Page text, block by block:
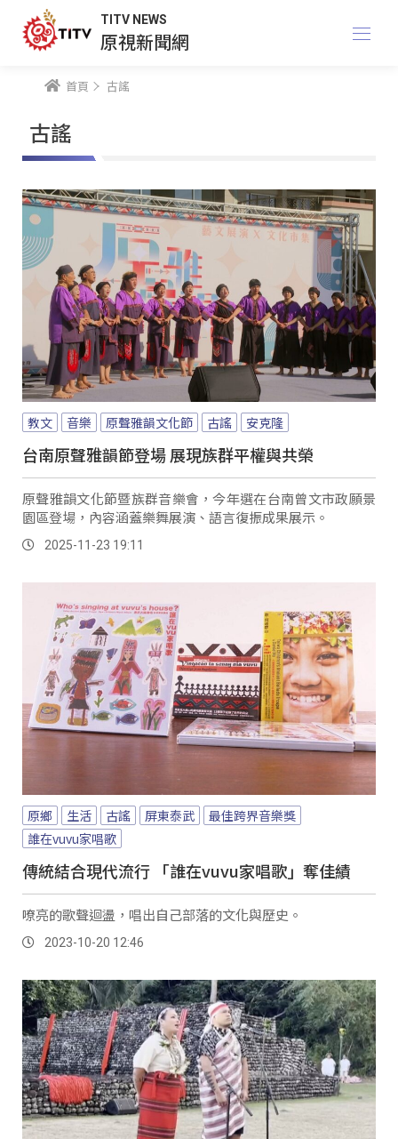
TITV NEWS
原視新聞網
首頁 古謠
古謠
教文 音樂 原聲雅韻文化節 古謠 安克隆
台南原聲雅韻節登場 展現族群平權與共榮
原聲雅韻文化節暨族群音樂會，今年選在台南曾文市政願景
園區登場，內容涵蓋樂舞展演、語言復振成果展示。
2025-11-23 19:11
原鄉 生活 古謠 屏東泰武
最佳跨界音樂獎
誰在vuvu家唱歌
傳統結合現代流行 「誰在vuvu家唱歌」奪佳績
嘹亮的歌聲迴盪，唱出自己部落的文化與歷史。
2023-10-20 12:46